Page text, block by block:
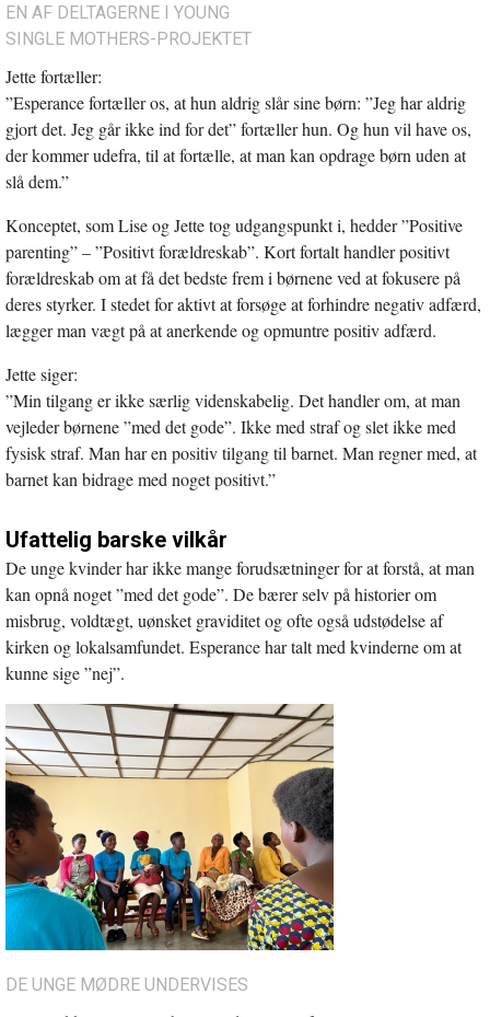
EN AF DELTAGERNE I YOUNG
SINGLE MOTHERS-PROJEKTET
Jette fortæller:
”Esperance fortæller os, at hun aldrig slår sine børn: ”Jeg har aldrig
gjort det. Jeg går ikke ind for det” fortæller hun. Og hun vil have os,
der kommer udefra, til at fortælle, at man kan opdrage børn uden at
slå dem.”
Konceptet, som Lise og Jette tog udgangspunkt i, hedder ”Positive
parenting” – ”Positivt forældreskab”. Kort fortalt handler positivt
forældreskab om at få det bedste frem i børnene ved at fokusere på
deres styrker. I stedet for aktivt at forsøge at forhindre negativ adfærd,
lægger man vægt på at anerkende og opmuntre positiv adfærd.
Jette siger:
”Min tilgang er ikke særlig videnskabelig. Det handler om, at man
vejleder børnene ”med det gode”. Ikke med straf og slet ikke med
fysisk straf. Man har en positiv tilgang til barnet. Man regner med, at
barnet kan bidrage med noget positivt.”
Ufattelig barske vilkår
De unge kvinder har ikke mange forudsætninger for at forstå, at man
kan opnå noget ”med det gode”. De bærer selv på historier om
misbrug, voldtægt, uønsket graviditet og ofte også udstødelse af
kirken og lokalsamfundet. Esperance har talt med kvinderne om at
kunne sige ”nej”.
DE UNGE MØDRE UNDERVISES